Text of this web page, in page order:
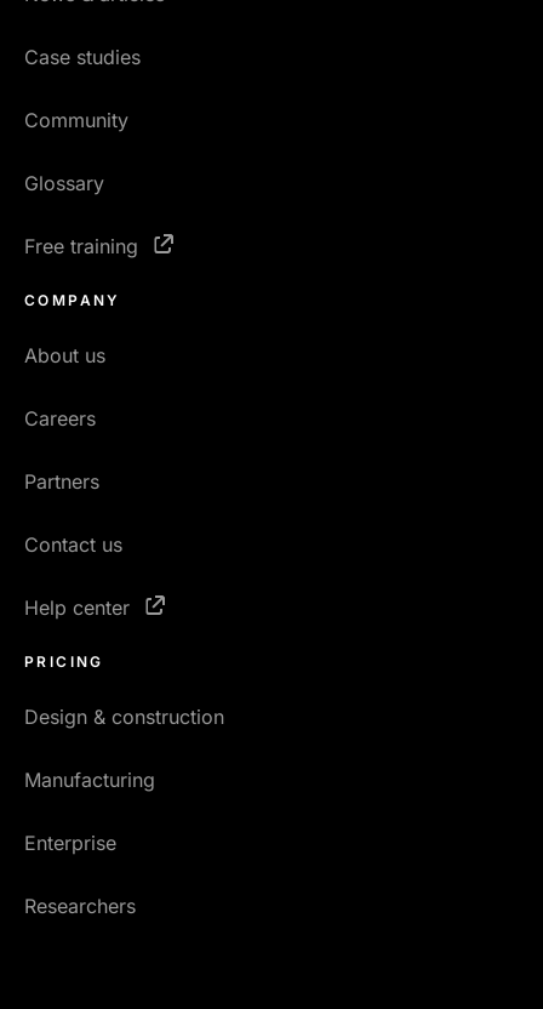
Case studies
Community
Glossary
Free training
COMPANY
About us
Careers
Partners
Contact us
Help center
PRICING
Design & construction
Manufacturing
Enterprise
Researchers